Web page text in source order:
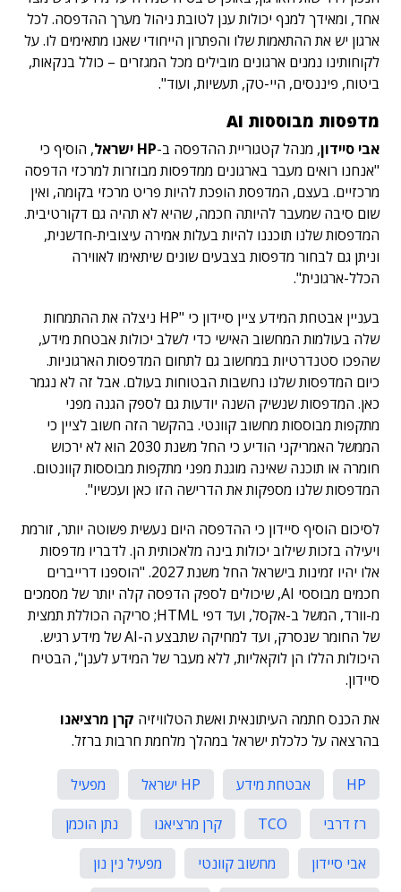
אחד, ומאידך למנף יכולות ענן לטובת ניהול מערך ההדפסה. לכל
ארגון יש את ההתאמות שלו והפתרון הייחודי שאנו מתאימים לו. על
לקוחותינו נמנים ארגונים מובילים מכל המגזרים – כולל בנקאות,
ביטוח, פיננסים, היי-טק, תעשיות, ועוד".
מדפסות מבוססות AI
אבי סיידון, מנהל קטגוריית ההדפסה ב-HP ישראל
, הוסיף כי
"אנחנו רואים מעבר בארגונים ממדפסות מבוזרות למרכזי הדפסה
מרכזיים. בעצם, המדפסת הופכת להיות פריט מרכזי בקומה, ואין
שום סיבה שמעבר להיותה חכמה, שהיא לא תהיה גם דקורטיבית.
המדפסות שלנו תוכננו להיות בעלות אמירה עיצובית-חדשנית,
וניתן גם לבחור מדפסות בצבעים שונים שיתאימו לאווירה
הכלל-ארגונית".
בעניין אבטחת המידע ציין סיידון כי "HP ניצלה את ההתמחות
שלה בעולמות המחשוב האישי כדי לשלב יכולות אבטחת מידע,
שהפכו סטנדרטיות במחשוב גם לתחום המדפסות הארגוניות.
כיום המדפסות שלנו נחשבות הבטוחות בעולם. אבל זה לא נגמר
כאן. המדפסות שנשיק השנה יודעות גם לספק הגנה מפני
מתקפות מבוססות מחשוב קוונטי. בהקשר הזה חשוב לציין כי
הממשל האמריקני הודיע כי החל משנת 2030 הוא לא ירכוש
חומרה או תוכנה שאינה מוגנת מפני מתקפות מבוססות קוונטום.
המדפסות שלנו מספקות את הדרישה הזו כאן ועכשיו".
לסיכום הוסיף סיידון כי ההדפסה היום נעשית פשוטה יותר, זורמת
ויעילה בזכות שילוב יכולות בינה מלאכותית הן. לדבריו מדפסות
אלו יהיו זמינות בישראל החל משנת 2027. "הוספנו דרייברים
חכמים מבוססי AI, שיכולים לספק הדפסה קלה יותר של מסמכים
מ-וורד, המשל ב-אקסל, ועד דפי HTML; סריקה הכוללת תמצית
של החומר שנסרק, ועד למחיקה שתבצע ה-AI של מידע רגיש.
היכולות הללו הן לוקאליות, ללא מעבר של המידע לענן", הבטיח
סיידון.
את הכנס חתמה העיתונאית ואשת הטלוויזיה קרן מרציאנו
בהרצאה על כלכלת ישראל במהלך מלחמת חרבות ברזל.
HP אבטחת מידע HP ישראל
מפעיל
רז דרבי
TCO קרן מרציאנו
נתן הוכמן
אבי סיידון
מחשוב קוונטי
מפעיל נין נון